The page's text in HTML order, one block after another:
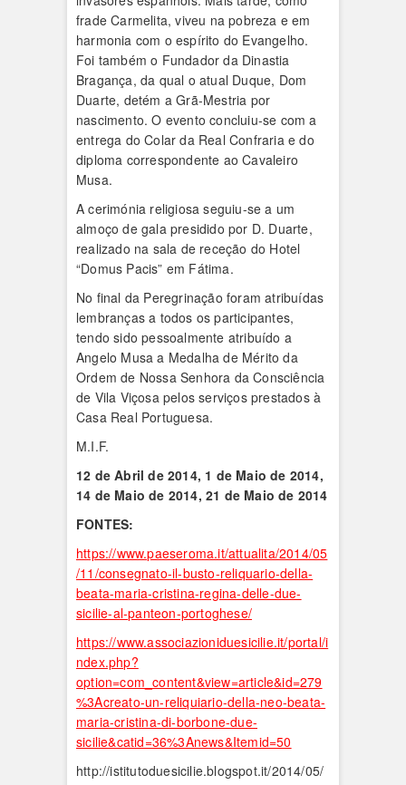
frade Carmelita, viveu na pobreza e em
harmonia com o espírito do Evangelho.
Foi também o Fundador da Dinastia
Bragança, da qual o atual Duque, Dom
Duarte, detém a Grã-Mestria por
nascimento. O evento concluiu-se com a
entrega do Colar da Real Confraria e do
diploma correspondente ao Cavaleiro
Musa.
A cerimónia religiosa seguiu-se a um
almoço de gala presidido por D. Duarte,
realizado na sala de receção do Hotel
“Domus Pacis” em Fátima.
No final da Peregrinação foram atribuídas
lembranças a todos os participantes,
tendo sido pessoalmente atribuído a
Angelo Musa a Medalha de Mérito da
Ordem de Nossa Senhora da Consciência
de Vila Viçosa pelos serviços prestados à
Casa Real Portuguesa.
M.I.F.
12 de Abril de 2014, 1 de Maio de 2014,
14 de Maio de 2014, 21 de Maio de 2014
FONTES:
https://www.paeseroma.it/attualita/2014/05
/11/consegnato-il-busto-reliquario-della-
beata-maria-cristina-regina-delle-due-
sicilie-al-panteon-portoghese/
https://www.associazioniduesicilie.it/portal/i
ndex.php?
option=com_content&view=article&id=279
%3Acreato-un-reliquiario-della-neo-beata-
maria-cristina-di-borbone-due-
sicilie&catid=36%3Anews&Itemid=50
http://istitutoduesicilie.blogspot.it/2014/05/